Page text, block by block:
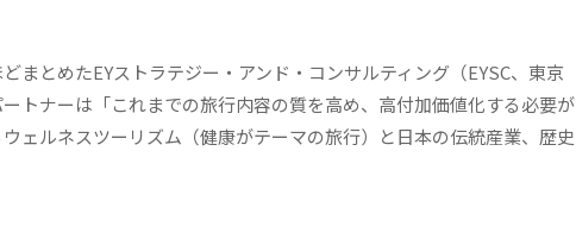
とめたEYストラテジー・アンド・コンサルティング（EYSC、東京
トナーは「これまでの旅行内容の質を高め、高付加価値化する必要が
ェルネスツーリズム（健康がテーマの旅行）と日本の伝統産業、歴史